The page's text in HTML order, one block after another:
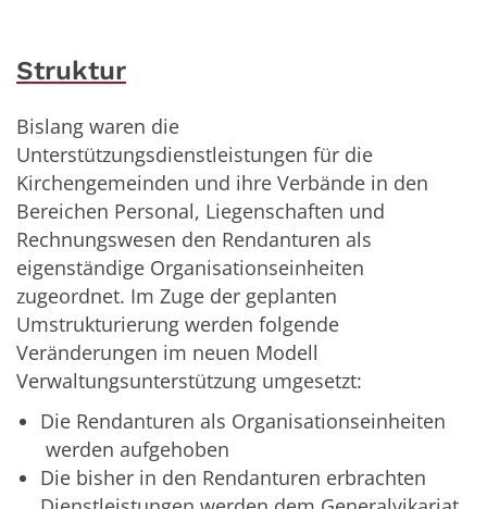
Struktur
Bislang waren die
Unterstützungsdienstleistungen für die
Kirchengemeinden und ihre Verbände in den
Bereichen Personal, Liegenschaften und
Rechnungswesen den Rendanturen als
eigenständige Organisationseinheiten
zugeordnet. Im Zuge der geplanten
Umstrukturierung werden folgende
Veränderungen im neuen Modell
Verwaltungsunterstützung umgesetzt:
Die Rendanturen als Organisationseinheiten
werden aufgehoben
Die bisher in den Rendanturen erbrachten